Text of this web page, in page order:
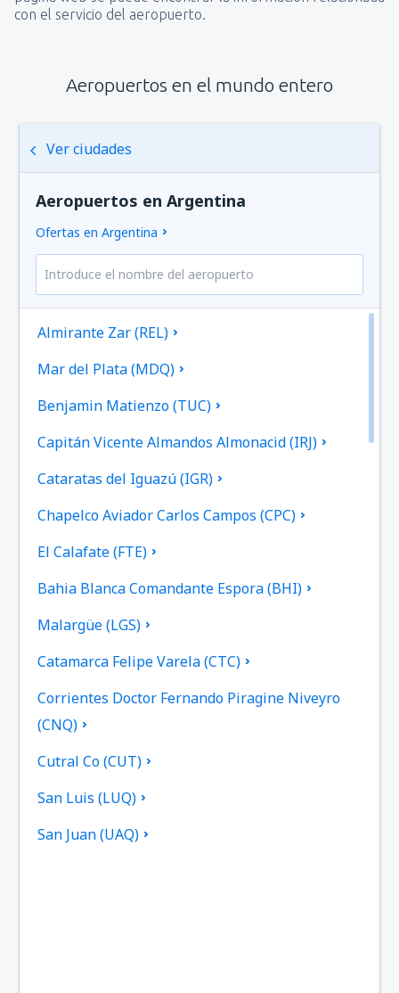
con el servicio del aeropuerto.
Aeropuertos en el mundo entero
Ver ciudades
Aeropuertos en Argentina
Ofertas en Argentina
Almirante Zar (REL)
Mar del Plata (MDQ)
Benjamin Matienzo (TUC)
Capitán Vicente Almandos Almonacid (IRJ)
Cataratas del Iguazú (IGR)
Chapelco Aviador Carlos Campos (CPC)
El Calafate (FTE)
Bahia Blanca Comandante Espora (BHI)
Malargüe (LGS)
Catamarca Felipe Varela (CTC)
Corrientes Doctor Fernando Piragine Niveyro
(CNQ)
Cutral Co (CUT)
San Luis (LUQ)
San Juan (UAQ)